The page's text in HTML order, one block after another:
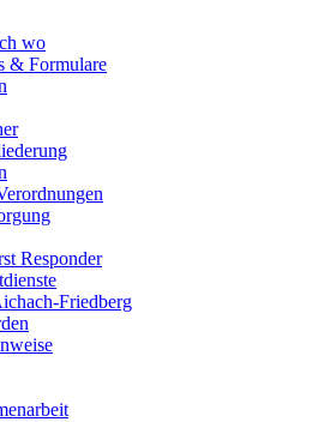
wo
& Formulare
Responder
Friedberg